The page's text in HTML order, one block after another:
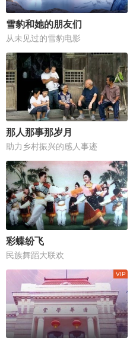
雪豹和她的朋友们
从未见过的雪豹电影
那人那事那岁月
助力乡村振兴的感人事迹
彩蝶纷飞
民族舞蹈大联欢